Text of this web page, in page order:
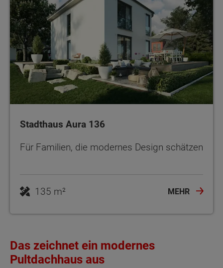
Stadthaus Aura 136
Für Familien, die modernes Design schätzen
135 m² MEHR
Das zeichnet ein modernes
Pultdachhaus aus